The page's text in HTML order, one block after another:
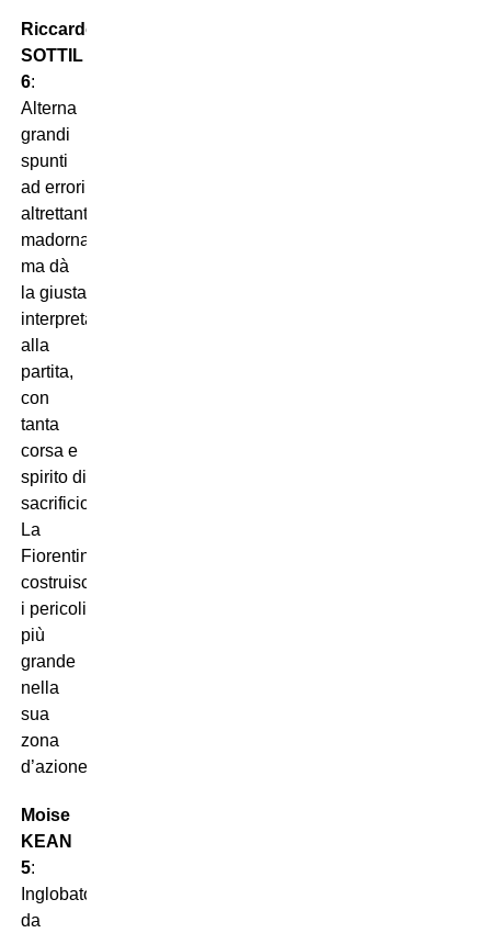
Riccardo
SOTTIL
6:
Alterna
grandi
spunti
ad errori
altrettanto
madornali,
ma dà
la giusta
interpretazione
alla
partita,
con
tanta
corsa e
spirito di
sacrificio.
La
Fiorentina
costruisce
i pericoli
più
grande
nella
sua
zona
d’azione.
Moise
KEAN
5:
Inglobato
da